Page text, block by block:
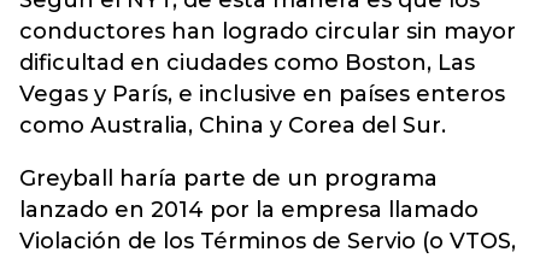
conductores han logrado circular sin mayor
dificultad en ciudades como Boston, Las
Vegas y París, e inclusive en países enteros
como Australia, China y Corea del Sur.
Greyball haría parte de un programa
lanzado en 2014 por la empresa llamado
Violación de los Términos de Servio (o VTOS,